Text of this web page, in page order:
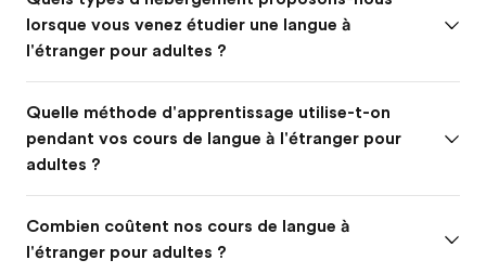
lorsque vous venez étudier une langue à
l'étranger pour adultes ?
Quelle méthode d'apprentissage utilise-t-on
pendant vos cours de langue à l'étranger pour
adultes ?
Combien coûtent nos cours de langue à
l'étranger pour adultes ?